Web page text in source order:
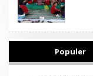
Populer